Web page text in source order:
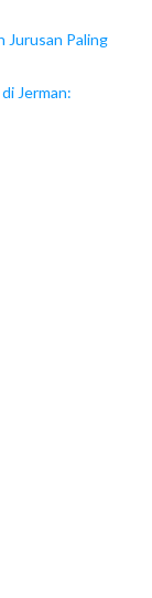
Jurusan Paling
Jerman: